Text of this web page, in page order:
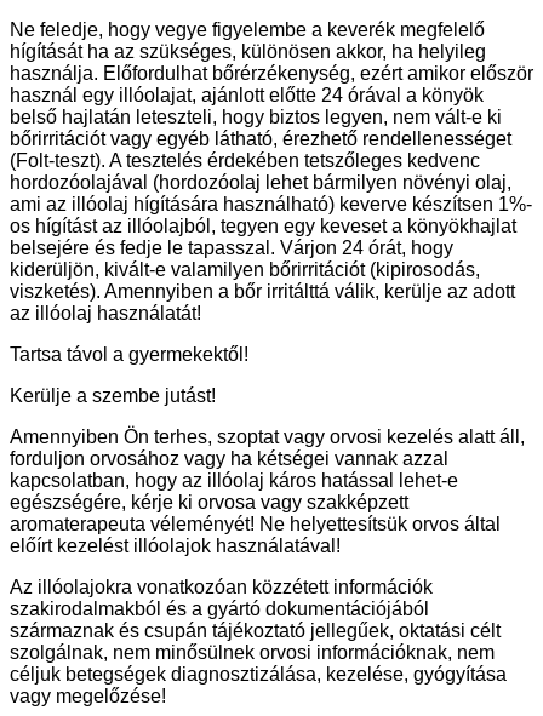
Ne feledje, hogy vegye figyelembe a keverék megfelelő
hígítását ha az szükséges, különösen akkor, ha helyileg
használja. Előfordulhat bőrérzékenység, ezért amikor először
használ egy illóolajat, ajánlott előtte 24 órával a könyök
belső hajlatán leteszteli, hogy biztos legyen, nem vált-e ki
bőrirritációt vagy egyéb látható, érezhető rendellenességet
(Folt-teszt). A tesztelés érdekében tetszőleges kedvenc
hordozóolajával (hordozóolaj lehet bármilyen növényi olaj,
ami az illóolaj hígítására használható) keverve készítsen 1%-
os hígítást az illóolajból, tegyen egy keveset a könyökhajlat
belsejére és fedje le tapasszal. Várjon 24 órát, hogy
kiderüljön, kivált-e valamilyen bőrirritációt (kipirosodás,
viszketés). Amennyiben a bőr irritálttá válik, kerülje az adott
az illóolaj használatát!
Tartsa távol a gyermekektől!
Kerülje a szembe jutást!
Amennyiben Ön terhes, szoptat vagy orvosi kezelés alatt áll,
forduljon orvosához vagy ha kétségei vannak azzal
kapcsolatban, hogy az illóolaj káros hatással lehet-e
egészségére, kérje ki orvosa vagy szakképzett
aromaterapeuta véleményét! Ne helyettesítsük orvos által
előírt kezelést illóolajok használatával!
Az illóolajokra vonatkozóan közzétett információk
szakirodalmakból és a gyártó dokumentációjából
származnak és csupán tájékoztató jellegűek, oktatási célt
szolgálnak, nem minősülnek orvosi információknak, nem
céljuk betegségek diagnosztizálása, kezelése, gyógyítása
vagy megelőzése!